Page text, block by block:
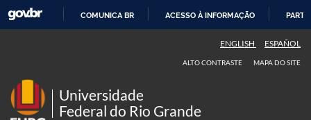
COMUNICA BR ACESSO À INFORMAÇÃO
ENGLISH ESPAÑOL
ALTO CONTRASTE MAPA DO SITE
Universidade
Federal do Rio Grande